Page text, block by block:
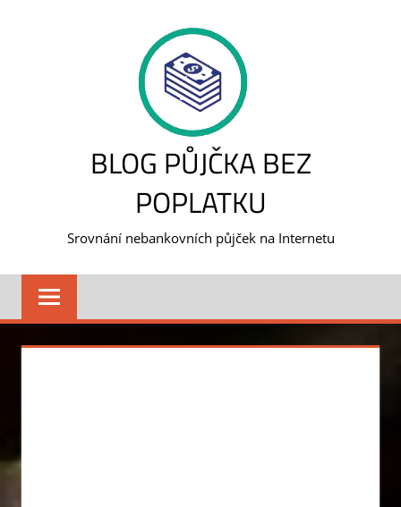
BLOG PŮJČKA BEZ
POPLATKU
Srovnání nebankovních půjček na Internetu